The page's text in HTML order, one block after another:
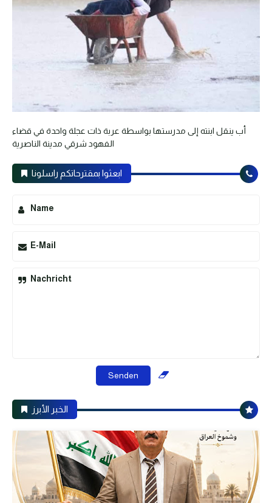
أب ينقل ابنته إلى مدرستها بواسطة عربة ذات عجلة واحدة في قضاء
الفهود شرقي مدينة الناصرية
ابعثوا بمقترحاتكم راسلونا
Name
E-Mail
Nachricht
الخبر الأبرز